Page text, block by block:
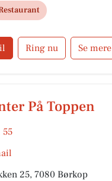
Ring nu Se mere
På Toppen
55
25, 7080 Børkop